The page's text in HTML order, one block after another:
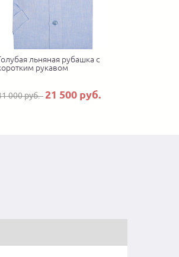
льняная рубашка с
рукавом
000 руб. 21 500 руб.